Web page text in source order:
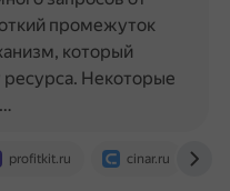
profitkit.ru cinar.ru
промежуток
который
Некоторые